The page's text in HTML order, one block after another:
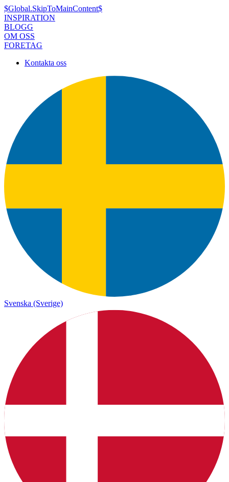
$Global.SkipToMainContent$
INSPIRATION
BLOGG
OM OSS
FORETAG
Kontakta oss
Svenska (Sverige)